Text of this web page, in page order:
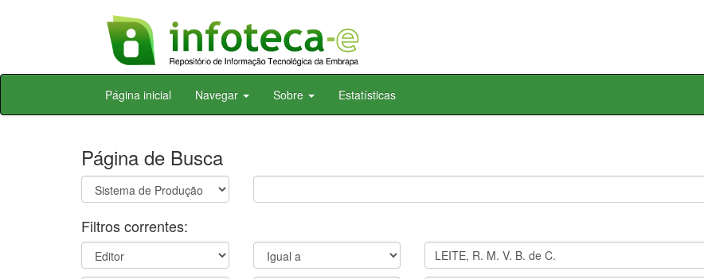
Skip
Página inicial Navegar Sobre Estatísticas
Página de Busca
Filtros correntes: